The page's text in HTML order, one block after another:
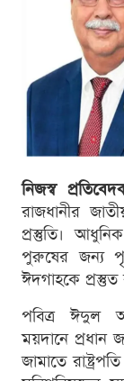
নিজস্ব
রাজধানীর
প্রস্তুতি।
পুরুষের জন্য
ঈদগাহকে
পবিত্র ঈদুল
ময়দানে প্রধান
জামাতে